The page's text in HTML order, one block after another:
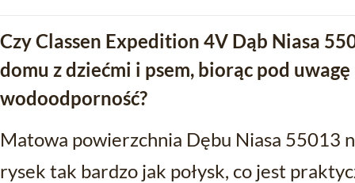
Czy Classen Expedition 4V Dąb Niasa
domu z dziećmi i psem, biorąc pod
wodoodporność?
Matowa powierzchnia Dębu Niasa 55013
rysek tak bardzo jak połysk, co jest